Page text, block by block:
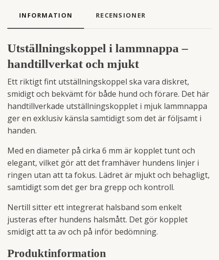
INFORMATION RECENSIONER
Utställningskoppel i lammnappa –
handtillverkat och mjukt
Ett riktigt fint utställningskoppel ska vara diskret,
smidigt och bekvämt för både hund och förare. Det här
handtillverkade utställningskopplet i mjuk lammnappa
ger en exklusiv känsla samtidigt som det är följsamt i
handen.
Med en diameter på cirka 6 mm är kopplet tunt och
elegant, vilket gör att det framhäver hundens linjer i
ringen utan att ta fokus. Lädret är mjukt och behagligt,
samtidigt som det ger bra grepp och kontroll.
Nertill sitter ett integrerat halsband som enkelt
justeras efter hundens halsmått. Det gör kopplet
smidigt att ta av och på inför bedömning.
Produktinformation